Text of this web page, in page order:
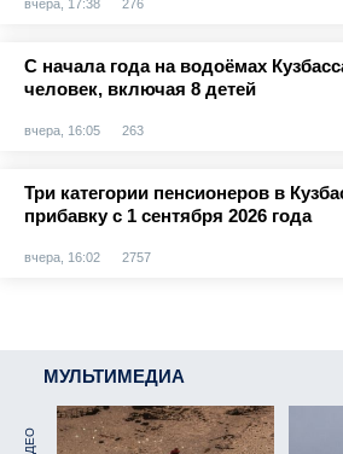
вчера, 17:38 276
С начала года на водоёмах
человек, включая 8 детей
вчера, 16:05 263
Три категории пенсионеров в
прибавку с 1 сентября 2026 года
вчера, 16:02 2757
МУЛЬТИМЕДИА